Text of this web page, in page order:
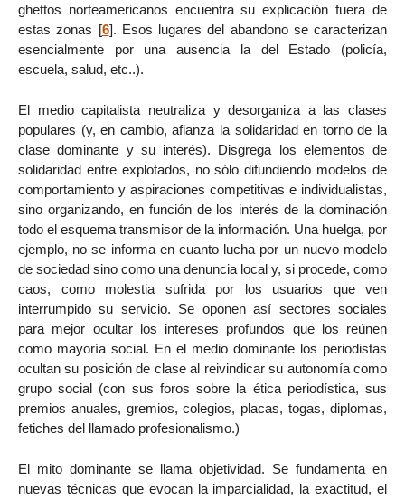
ghettos norteamericanos encuentra su explicación fuera de
estas zonas [6]. Esos lugares del abandono se caracterizan
esencialmente por una ausencia la del Estado (policía,
escuela, salud, etc..).
El medio capitalista neutraliza y desorganiza a las clases
populares (y, en cambio, afianza la solidaridad en torno de la
clase dominante y su interés). Disgrega los elementos de
solidaridad entre explotados, no sólo difundiendo modelos de
comportamiento y aspiraciones competitivas e individualistas,
sino organizando, en función de los interés de la dominación
todo el esquema transmisor de la información. Una huelga, por
ejemplo, no se informa en cuanto lucha por un nuevo modelo
de sociedad sino como una denuncia local y, si procede, como
caos, como molestia sufrida por los usuarios que ven
interrumpido su servicio. Se oponen así sectores sociales
para mejor ocultar los intereses profundos que los reúnen
como mayoría social. En el medio dominante los periodistas
ocultan su posición de clase al reivindicar su autonomía como
grupo social (con sus foros sobre la ética periodística, sus
premios anuales, gremios, colegios, placas, togas, diplomas,
fetiches del llamado profesionalismo.)
El mito dominante se llama objetividad. Se fundamenta en
nuevas técnicas que evocan la imparcialidad, la exactitud, el